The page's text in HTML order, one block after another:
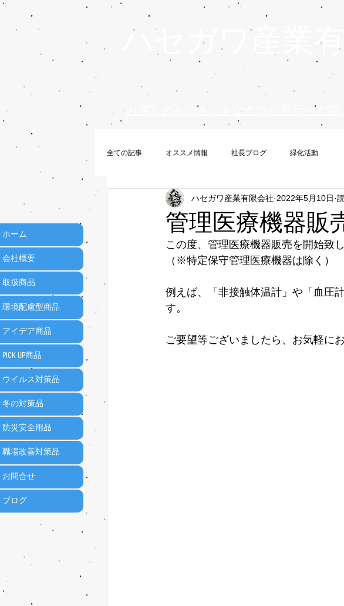
ハセガワ産業
お探しのものを、あなたのお手元へ大切
全ての記事 オススメ情報 社長ブログ 緑化活動
管理医療機器
ハセガワ産業有限会社 2022年5月10日
この度、管理医療機器販売を開始致し
（※特定保守管理医療機器は除く）
例えば、「非接触体温計」や「血圧
す。
ご要望等ございましたら、お気軽に
ホーム
会社概要
取扱商品
環境配慮型商品
アイデア商品
PICK UP商品
ウイルス対策品
冬の対策品
防災安全用品
職場改善対策品
お問合せ
ブログ